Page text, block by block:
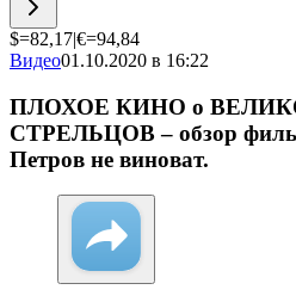
$=82,17|€=94,84
Видео01.10.2020 в 16:22
ПЛОХОЕ КИНО о
СТРЕЛЬЦОВ – обзор
Петров не виноват.